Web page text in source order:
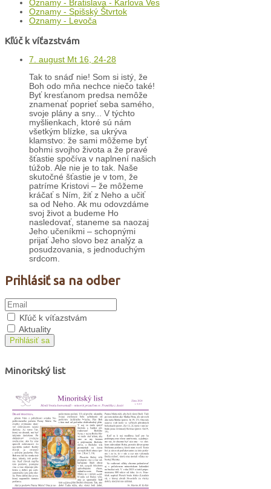
Oznamy - Bratislava - Karlova Ves
Oznamy - Spišský Štvrtok
Oznamy - Levoča
Kľúč k víťazstvám
7. august Mt 16, 24-28
Tak to snáď nie! Som si istý, že
Boh odo mňa nechce niečo také!
Byť kresťanom predsa nemôže
znamenať poprieť seba samého,
svoje plány a sny... V týchto
myšlienkach, ktoré sú nám
všetkým blízke, sa ukrýva
klamstvo: že sami môžeme byť
bohmi svojho života a že pravé
šťastie spočíva v naplnení našich
túžob. Ale nie je to tak. Naše
skutočné šťastie je v tom, že
patríme Kristovi – že môžeme
kráčať s Ním, žiť z Neho a učiť
sa od Neho. Ak mu odovzdáme
svoj život a budeme Ho
nasledovať, staneme sa naozaj
Jeho učeníkmi – schopnými
prijať Jeho slovo bez analýz a
posudzovania, s jednoduchým
srdcom.
Prihlásiť sa na odber
Kľúč k víťazstvám
Aktuality
Prihlásiť sa
Minoritský list